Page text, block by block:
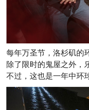
每年万圣节，洛杉矶的
除了限时的鬼屋之外，
不过，这也是一年中环